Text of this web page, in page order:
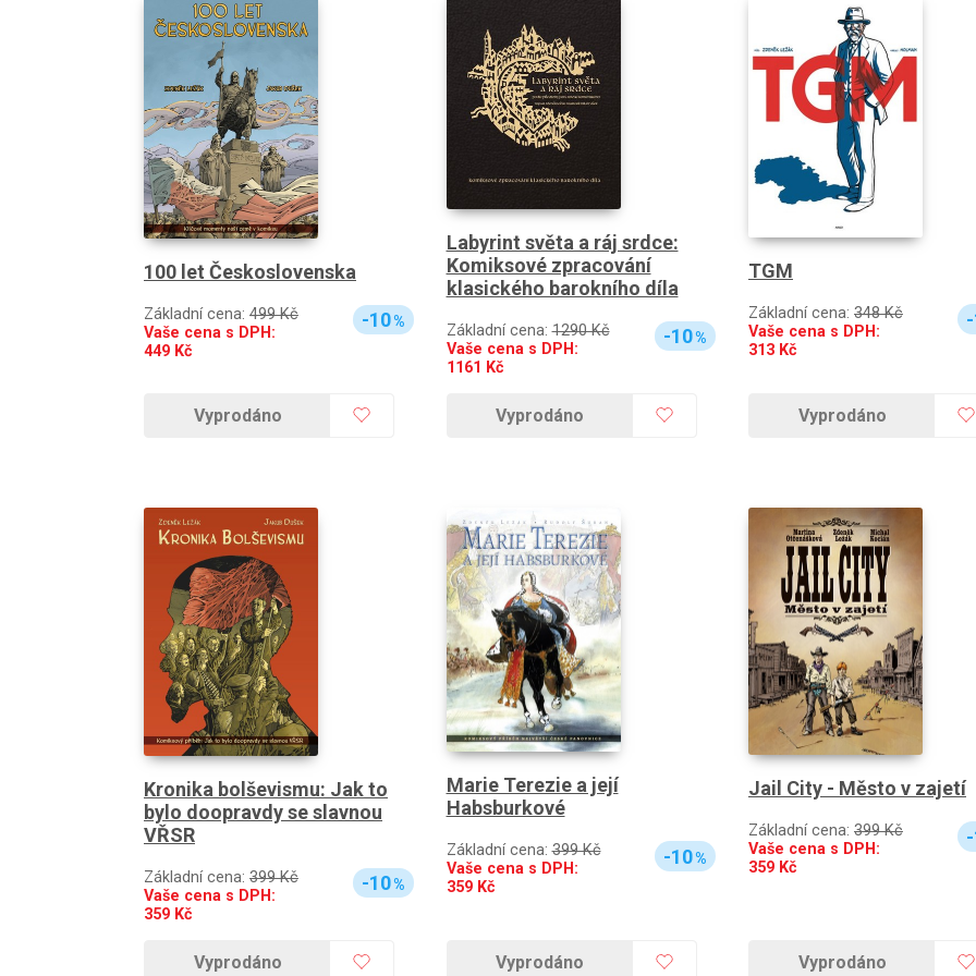
100 let Československa
Základní cena: 499 Kč
Vaše cena s DPH:
449 Kč
-10%
Vyprodáno
Labyrint světa a ráj srdce:
Komiksové zpracování
klasického barokního díla
Základní cena:1290 Kč
Vaše cena s DPH:
1161 Kč
-10%
Vyprodáno
TGM
Základní cena: 348 Kč
Vaše cena s DPH:
313 Kč
Vyprodáno
Kronika bolševismu: Jak to
bylo doopravdy se slavnou
VŘSR
Základní cena: 399 Kč
Vaše cena s DPH:
359 Kč
-10%
Vyprodáno
Marie Terezie a její
Habsburkové
Základní cena:399 Kč
Vaše cena s DPH:
359Kč
-10%
Vyprodáno
Jail City - Město v zajetí
Základní cena: 399 Kč
Vaše cena s DPH:
359 Kč
Vyprodáno